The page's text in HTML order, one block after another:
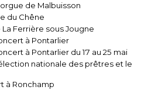
de Malbuisson
du Chêne
Ferrière sous Jougne
à Pontarlier
à Pontarlier du 17 au 25 mai
nationale des prêtres et le
à Ronchamp